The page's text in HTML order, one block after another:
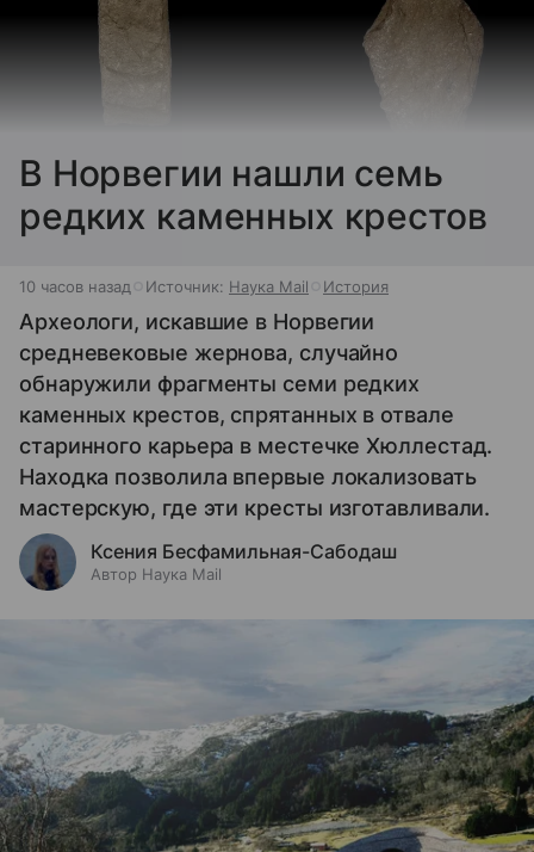
В Норвегии нашли семь
редких каменных крестов
10 часов назад Источник: Наука Mail История
Археологи, искавшие в Норвегии
средневековые жернова, случайно
обнаружили фрагменты семи редких
каменных крестов, спрятанных в отвале
старинного карьера в местечке Хюллестад.
Находка позволила впервые локализовать
мастерскую, где эти кресты изготавливали.
Ксения Бесфамильная-Сабодаш
Автор Наука Mail